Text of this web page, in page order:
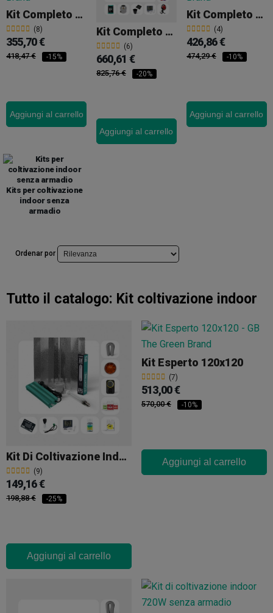
Kit Completo Principiante 80x80
(8)
355,70 €
418,47 € -15%
Aggiungi al carrello
Kit Completo Professionale 120x120
(6)
660,61 €
825,76 € -20%
Aggiungi al carrello
Kit Completo Avanzato 100x100
(4)
426,86 €
474,29 € -10%
Aggiungi al carrello
Kits per coltivazione
indoor senza
armadio
Ordenar por
Tutto il catalogo: Kit coltivazione indoor
Kit Di Coltivazione Indoor Da 600 W Senza Armadio
(9)
149,16 €
198,88 € -25%
Aggiungi al carrello
Kit Esperto 120x120
(7)
513,00 €
570,00 € -10%
Aggiungi al carrello